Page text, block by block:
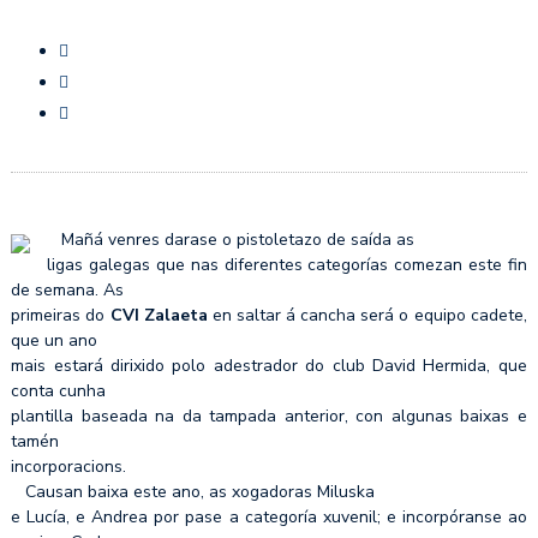
Mañá venres darase o pistoletazo de saída as
ligas galegas que nas diferentes categorías comezan este fin
de semana. As
primeiras do CVI Zalaeta en saltar á cancha será o equipo cadete,
que un ano
mais estará dirixido polo adestrador do club David Hermida, que
conta cunha
plantilla baseada na da tampada anterior, con algunas baixas e
tamén
incorporacions.
Causan baixa este ano, as xogadoras Miluska
e Lucía, e Andrea por pase a categoría xuvenil; e incorpóranse ao